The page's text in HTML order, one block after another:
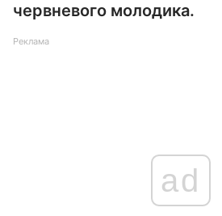
червневого молодика.
Реклама
ad